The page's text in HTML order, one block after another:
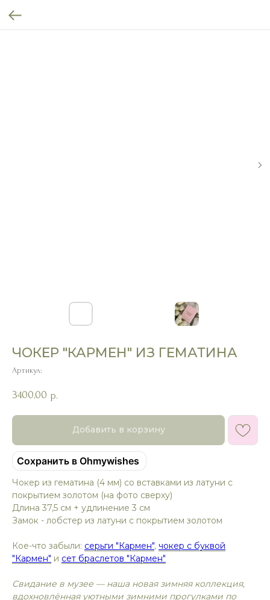
ЧОКЕР "КАРМЕН" ИЗ ГЕМАТИНА
Артикул:
3400,00 р.
Добавить в корзину
Сохранить в Ohmywishes
Чокер из гематина (4 мм) со вставками из латуни с
покрытием золотом (на фото сверху)
Длина 37,5 см + удлинение 3 см
Замок - лобстер из латуни с покрытием золотом
Кое-что забыли: серьги "Кармен", чокер с буквой
"Кармен" и сет браслетов "Кармен"
Свидание в музее — наша новая зимняя коллекция,
вдохновлённая уютными зимними прогулками по